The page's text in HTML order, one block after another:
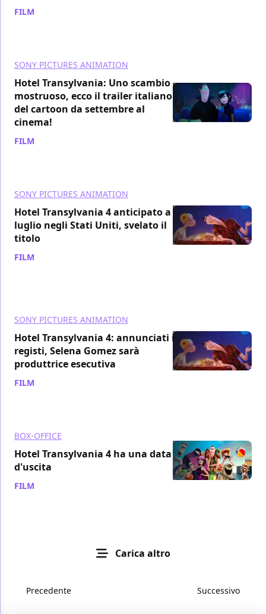
FILM
SONY PICTURES ANIMATION
Hotel Transylvania: Uno scambio
mostruoso, ecco il trailer italiano
del cartoon da settembre al
cinema!
FILM
SONY PICTURES ANIMATION
Hotel Transylvania 4 anticipato a
luglio negli Stati Uniti, svelato il
titolo
FILM
SONY PICTURES ANIMATION
Hotel Transylvania 4: annunciati i
registi, Selena Gomez sarà
produttrice esecutiva
FILM
BOX-OFFICE
Hotel Transylvania 4 ha una data
d'uscita
FILM
Carica altro
Precedente Successivo